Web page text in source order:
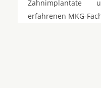
Zahnimplantate
erfahrenen MKG-